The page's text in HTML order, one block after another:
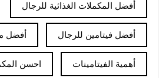
أفضل المكملات الغذائية للرجال
أفضل فيتامين للرجال أفضل
أهمية الفيتامينات احسن